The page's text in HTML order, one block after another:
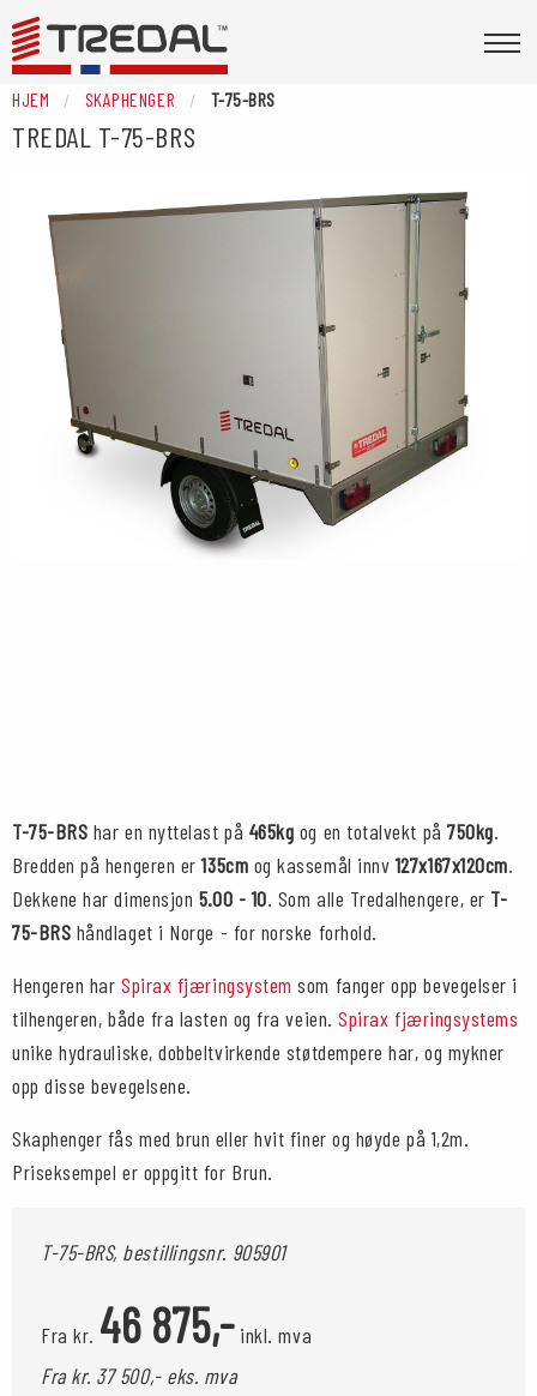
HJEM SKAPHENGER T-75-BRS
TREDAL T-75-BRS
T-75-BRS har en nyttelast på 465kg og en totalvekt på750kg.
Bredden på hengeren er135cm og kassemål innv127x167x120cm.
Dekkene har dimensjon 5.00 - 10. Som alle Tredalhengere, er T-
75-BRS håndlaget i Norge - for norske forhold.
Hengeren harSpirax fjæringsystem som fanger opp bevegelser i
tilhengeren, både fra lasten og fra veien.Spirax fjæringsystems
unike hydrauliske, dobbeltvirkende støtdempere har, og mykner
opp disse bevegelsene.
Skaphenger fås med brun eller hvit finer og høyde på 1,2m.
Priseksempel er oppgitt for Brun.
T-75-BRS, bestillingsnr. 905901
Fra kr. 46 875,-inkl. mva
Fra kr. 37 500,- eks. mva